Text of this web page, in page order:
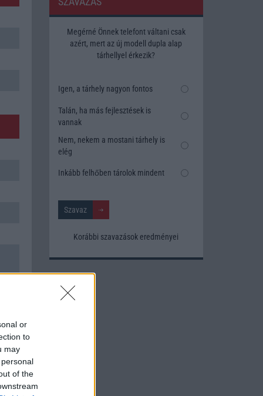
or
to
may
of the
Megérné Önnek telefont váltani csak
azért, mert az új modell dupla alap
tárhellyel érkezik?
Igen, a tárhely nagyon fontos
Talán, ha más fejlesztések is
vannak
Nem, nekem a mostani tárhely is
elég
Inkább felhőben tárolok mindent
Korábbi szavazások eredményei